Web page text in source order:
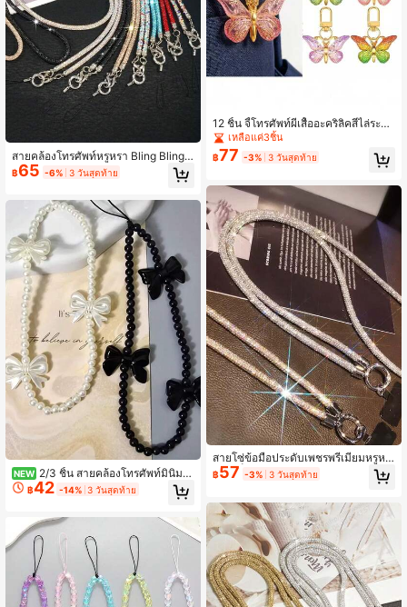
สายคล้องโทรศัพท์หรูหรา Bling Bling สี
เงิน พลอยเทียม Lanyard สายสะพายยา
ว กระเป๋าถือโซ่แฟชั่นระดับไฮเอนด์ ขอ
งาน ปาร์ตี้
฿65 -6% 3 วันสุดท้าย
NEW 2/3 ชิ้น สายคล้องโทรศัพท์มินิมอ
ลน่ารัก ดอกไม้โบว์ไข่มุกเทียมทำมือ ลูก
ปัด สายคล้องกระเป๋าอเนกประสงค์ใช้ไ
฿42 -14% 3 วันสุดท้าย
12 ชิ้น จี้โทรศัพท์ผีเสื้ออะคริลิคสีไล่ระดั
บสร้างสรรค์ พวงกุญแจคู่รักส่วนบุคคล
อุปกรณ์เสริมหูฟัง ของขวัญวันหยุด อุปก
รณ์ป้องกันการสูญหายกลางแจ้ง
เหลือแค่3ชิ้น
฿77 -3% 3 วันสุดท้าย
สายโซ่ข้อมือประดับเพชรพรีเมียมหรูหร
า ใช้เป็นสายห้อยโทรศัพท์หรือสายรัดข้
อมือได้หลากหลายฟังก์ชัน ทนทานกันต
฿57 -3% 3 วันสุดท้าย